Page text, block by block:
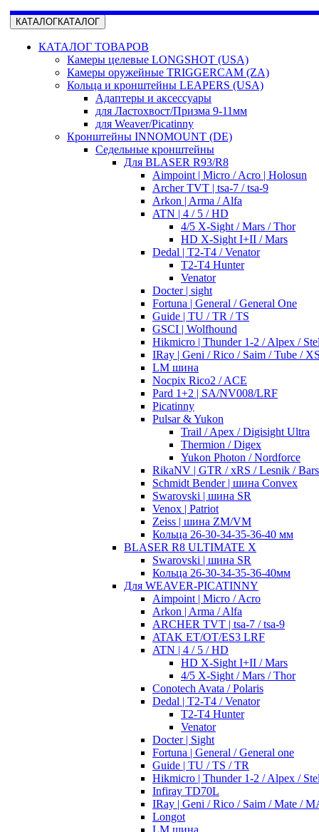
КАТАЛОГКАТАЛОГ
КАТАЛОГ ТОВАРОВ
Камеры целевые LONGSHOT (USA)
Камеры оружейные TRIGGERCAM (ZA)
Кольца и кронштейны LEAPERS (USA)
Адаптеры и аксессуары
для Ластохвост/Призма 9-11мм
для Weaver/Picatinny
Кронштейны INNOMOUNT (DE)
Седельные кронштейны
Для BLASER R93/R8
Aimpoint | Micro / Acro | Holosun
Archer TVT | tsa-7 / tsa-9
Arkon | Arma / Alfa
ATN | 4 / 5 / HD
4/5 X-Sight / Mars / Thor
HD X-Sight I+II / Mars
Dedal | T2-T4 / Venator
T2-T4 Hunter
Venator
Docter | sight
Fortuna | General / General One
Guide | TU / TR / TS
GSCI | Wolfhound
Hikmicro | Thunder 1-2 / Alpex /
IRay | Geni / Rico / Saim / Tube /
LM шина
Nocpix Rico2 / ACE
Pard 1+2 | SA/NV008/LRF
Picatinny
Pulsar & Yukon
Trail / Apex / Digisight Ultra
Thermion / Digex
Yukon Photon / Nordforce
RikaNV | GTR / xRS / Lesnik /
Schmidt Bender | шина Convex
Swarovski | шина SR
Venox | Patriot
Zeiss | шина ZM/VM
Кольца 26-30-34-35-36-40 мм
BLASER R8 ULTIMATE X
Swarovski | шина SR
Кольца 26-30-34-35-36-40мм
Для WEAVER-PICATINNY
Aimpoint | Micro / Acro
Arkon | Arma / Alfa
ARCHER TVT | tsa-7 / tsa-9
ATAK ET/OT/ES3 LRF
ATN | 4 / 5 / HD
HD X-Sight I+II / Mars
4/5 X-Sight / Mars / Thor
Conotech Avata / Polaris
Dedal | T2-T4 / Venator
T2-T4 Hunter
Venator
Docter | Sight
Fortuna | General / General one
Guide | TU / TS / TR
Hikmicro | Thunder 1-2 / Alpex /
Infiray TD70L
IRay | Geni / Rico / Saim / Mate /
Longot
LM шина